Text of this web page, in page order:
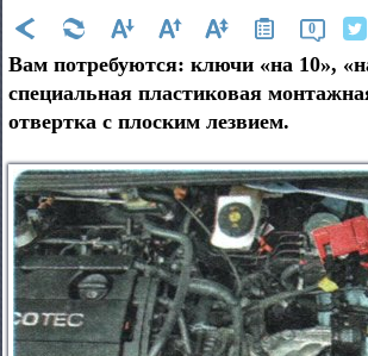
0
Вам потребуются: ключи «на 10»,
специальная пластиковая
отвертка с плоским лезвием.